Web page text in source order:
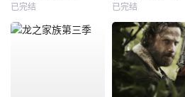
已完结 已完结